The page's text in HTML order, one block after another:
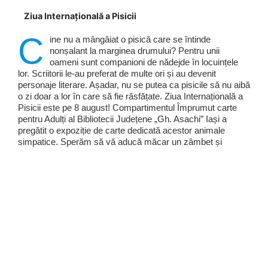
Ziua Internațională a Pisicii
C
ine nu a mângâiat o pisică care se întinde
nonșalant la marginea drumului? Pentru unii
oameni sunt companioni de nădejde în locuințele
lor. Scriitorii le-au preferat de multe ori și au devenit
personaje literare. Așadar, nu se putea ca pisicile să nu aibă
o zi doar a lor în care să fie răsfățate. Ziua Internațională a
Pisicii este pe 8 august! Compartimentul Împrumut carte
pentru Adulți al Bibliotecii Județene „Gh. Asachi” Iași a
pregătit o expoziție de carte dedicată acestor animale
simpatice. Sperăm să vă aducă măcar un zâmbet și